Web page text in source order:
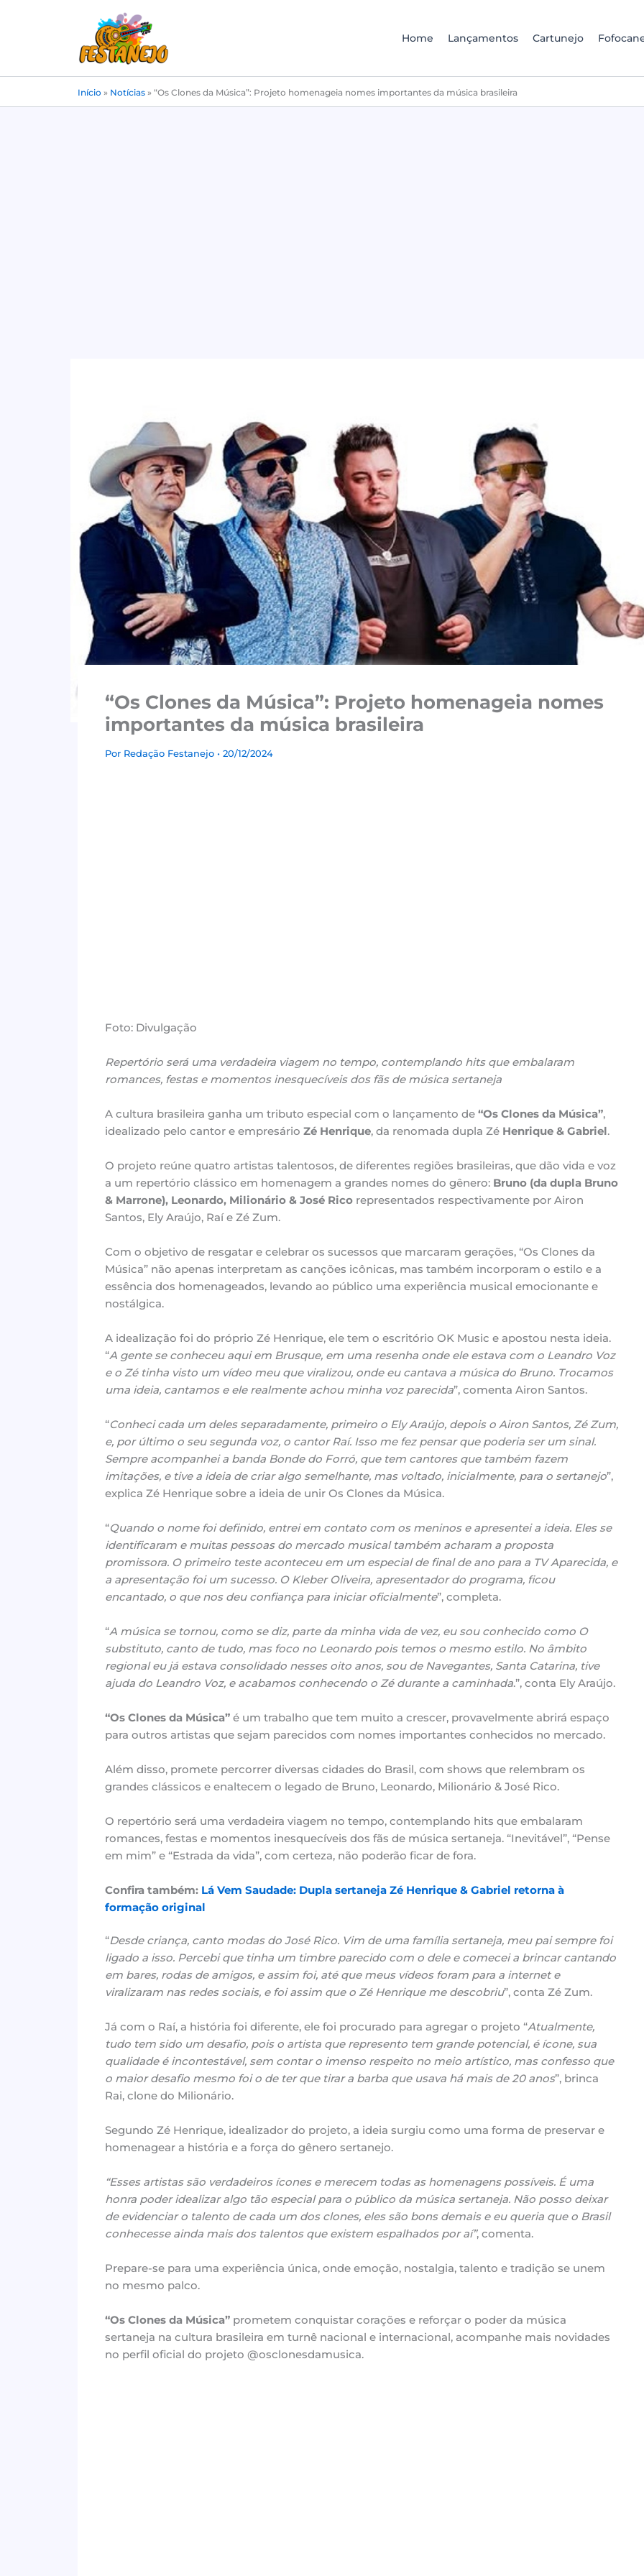
Home Lançamentos Cartunejo
Início » Notícias » “Os Clones da Música”: Projeto homenageia nomes importantes da música brasileira
“Os Clones da Música”: Projeto homenageia nomes
importantes da música brasileira
Por Redação Festanejo • 20/12/2024
Foto: Divulgação
Repertório será uma verdadeira viagem no tempo, contemplando hits que embalaram
romances, festas e momentos inesquecíveis dos fãs de música sertaneja
A cultura brasileira ganha um tributo especial com o lançamento de “Os Clones da Música”,
idealizado pelo cantor e empresário Zé Henrique, da renomada dupla Zé Henrique & Gabriel.
O projeto reúne quatro artistas talentosos, de diferentes regiões brasileiras, que dão vida e voz
a um repertório clássico em homenagem a grandes nomes do gênero: Bruno (da dupla Bruno
& Marrone), Leonardo, Milionário & José Ricorepresentados respectivamente por Airon
Santos, Ely Araújo, Raí e Zé Zum.
Com o objetivo de resgatar e celebrar os sucessos que marcaram gerações, “Os Clones da
Música” não apenas interpretam as canções icônicas, mas também incorporam o estilo e a
essência dos homenageados, levando ao público uma experiência musical emocionante e
nostálgica.
A idealização foi do próprio Zé Henrique, ele tem o escritório OK Music e apostou nesta ideia.
“A gente se conheceu aqui em Brusque, em uma resenha onde ele estava com o Leandro Voz
e o Zé tinha visto um vídeo meu que viralizou, onde eu cantava a música do Bruno. Trocamos
uma ideia, cantamos e ele realmente achou minha voz parecida”, comenta Airon Santos.
“Conheci cada um deles separadamente, primeiro o Ely Araújo, depois o Airon Santos, Zé Zum,
e, por último o seu segunda voz, o cantor Raí. Isso me fez pensar que poderia ser um sinal.
Sempre acompanhei a banda Bonde do Forró, que tem cantores que também fazem
imitações, e tive a ideia de criar algo semelhante, mas voltado, inicialmente, para o sertanejo”,
explica Zé Henrique sobre a ideia de unir Os Clones da Música.
“Quando o nome foi definido, entrei em contato com os meninos e apresentei a ideia. Eles se
identificaram e muitas pessoas do mercado musical também acharam a proposta
promissora. O primeiro teste aconteceu em um especial de final de ano para a TV Aparecida, e
a apresentação foi um sucesso. O Kleber Oliveira, apresentador do programa, ficou
encantado, o que nos deu confiança para iniciar oficialmente”, completa.
“A música se tornou, como se diz, parte da minha vida de vez, eu sou conhecido como O
substituto, canto de tudo, mas foco no Leonardo pois temos o mesmo estilo. No âmbito
regional eu já estava consolidado nesses oito anos, sou de Navegantes, Santa Catarina, tive
ajuda do Leandro Voz, e acabamos conhecendo o Zé durante a caminhada.”, conta Ely Araújo.
“Os Clones da Música”é um trabalho que tem muito a crescer, provavelmente abrirá espaço
para outros artistas que sejam parecidos com nomes importantes conhecidos no mercado.
Além disso, promete percorrer diversas cidades do Brasil, com shows que relembram os
grandes clássicos e enaltecem o legado de Bruno, Leonardo, Milionário & José Rico.
O repertório será uma verdadeira viagem no tempo, contemplando hits que embalaram
romances, festas e momentos inesquecíveis dos fãs de música sertaneja. “Inevitável”, “Pense
em mim” e “Estrada da vida”, com certeza, não poderão ficar de fora.
Confira também: Lá Vem Saudade: Dupla sertaneja Zé Henrique & Gabriel retorna à
formação original
“Desde criança, canto modas do José Rico. Vim de uma família sertaneja, meu pai sempre foi
ligado a isso. Percebi que tinha um timbre parecido com o dele e comecei a brincar cantando
em bares, rodas de amigos, e assim foi, até que meus vídeos foram para a internet e
viralizaram nas redes sociais, e foi assim que o Zé Henrique me descobriu”, conta Zé Zum.
Já com o Raí, a história foi diferente, ele foi procurado para agregar o projeto “Atualmente,
tudo tem sido um desafio, pois o artista que represento tem grande potencial, é ícone, sua
qualidade é incontestável, sem contar o imenso respeito no meio artístico, mas confesso que
o maior desafio mesmo foi o de ter que tirar a barba que usava há mais de 20 anos”, brinca
Rai, clone do Milionário.
Segundo Zé Henrique, idealizador do projeto, a ideia surgiu como uma forma de preservar e
homenagear a história e a força do gênero sertanejo.
“Esses artistas são verdadeiros ícones e merecem todas as homenagens possíveis. É uma
honra poder idealizar algo tão especial para o público da música sertaneja. Não posso deixar
de evidenciar o talento de cada um dos clones, eles são bons demais e eu queria que o Brasil
conhecesse ainda mais dos talentos que existem espalhados por aí”, comenta.
Prepare-se para uma experiência única, onde emoção, nostalgia, talento e tradição se unem
no mesmo palco.
“Os Clones da Música”prometem conquistar corações e reforçar o poder da música
sertaneja na cultura brasileira em turnê nacional e internacional, acompanhe mais novidades
no perfil oficial do projeto @osclonesdamusica.